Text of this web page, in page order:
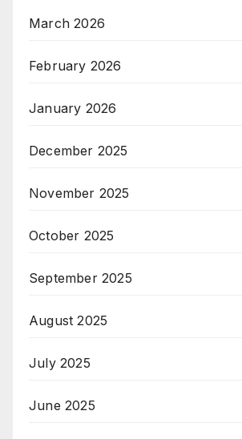
March 2026
February 2026
January 2026
December 2025
November 2025
October 2025
September 2025
August 2025
July 2025
June 2025